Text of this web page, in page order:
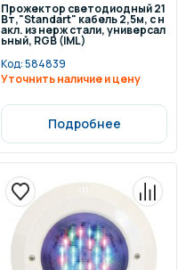
Прожектор светодиодный 21
Вт,"Standart" кабель 2,5м, с н
акл. из нерж стали, универсал
ьный, RGB (IML)
Код:584839
Уточнить наличие и цену
Подробнее